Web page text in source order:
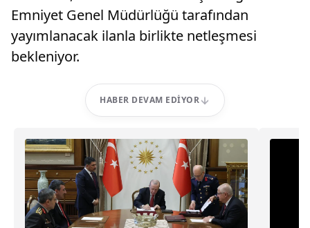
Emniyet Genel Müdürlüğü tarafından
yayımlanacak ilanla birlikte netleşmesi
bekleniyor.
HABER DEVAM EDIYOR